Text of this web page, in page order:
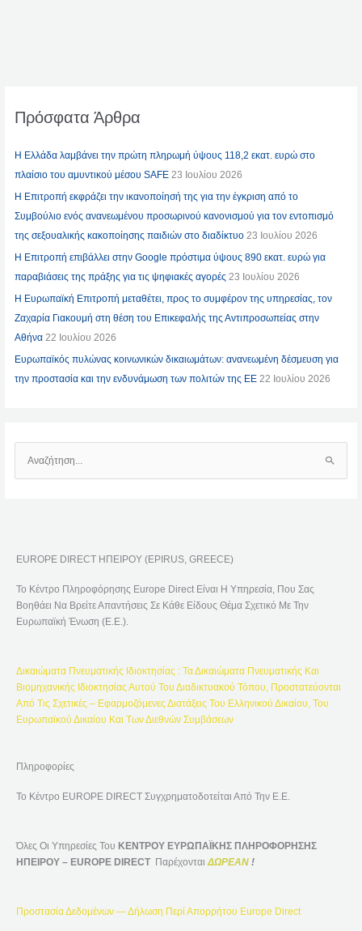
Πρόσφατα Άρθρα
Η Ελλάδα λαμβάνει την πρώτη πληρωμή ύψους 118,2 εκατ. ευρώ στο
πλαίσιο του αμυντικού μέσου SAFE 23 Ιουλίου 2026
Η Επιτροπή εκφράζει την ικανοποίησή της για την έγκριση από το
Συμβούλιο ενός ανανεωμένου προσωρινού κανονισμού για τον εντοπισμό
της σεξουαλικής κακοποίησης παιδιών στο διαδίκτυο 23 Ιουλίου 2026
Η Επιτροπή επιβάλλει στην Google πρόστιμα ύψους 890 εκατ. ευρώ για
παραβιάσεις της πράξης για τις ψηφιακές αγορές 23 Ιουλίου 2026
Η Ευρωπαϊκή Επιτροπή μεταθέτει, προς το συμφέρον της υπηρεσίας, τον
Ζαχαρία Γιακουμή στη θέση του Επικεφαλής της Αντιπροσωπείας στην
Αθήνα 22 Ιουλίου 2026
Ευρωπαϊκός πυλώνας κοινωνικών δικαιωμάτων: ανανεωμένη δέσμευση για
την προστασία και την ενδυνάμωση των πολιτών της ΕΕ 22 Ιουλίου 2026
Τ
Σ
Η
Α
EUROPE DIRECT ΗΠΕΙΡΟΥ (EPIRUS, GREECE)
Το Κέντρο Πληροφόρησης Europe Direct Είναι Η Υπηρεσία, Που Σας
Βοηθάει Να Βρείτε Απαντήσεις Σε Κάθε Είδους Θέμα Σχετικό Με Την
Ευρωπαϊκή Ένωση (Ε.Ε.).
Δικαιώματα Πνευματικής Ιδιοκτησίας : Τα Δικαιώματα Πνευματικής Και
Βιομηχανικής Ιδιοκτησίας Αυτού Του Διαδικτυακού Τόπου, Προστατεύονται
Από Τις Σχετικές – Εφαρμοζόμενες Διατάξεις Του Ελληνικού Δικαίου, Του
Ευρωπαϊκού Δικαίου Και Των Διεθνών Συμβάσεων
Πληροφορίες
Το Κέντρο EUROPE DIRECT Συγχρηματοδοτείται Από Την Ε.Ε.
Όλες Οι Υπηρεσίες Του ΚΕΝΤΡΟΥ ΕΥΡΩΠΑΪΚΗΣ ΠΛΗΡΟΦΟΡΗΣΗΣ
ΗΠΕΙΡΟΥ – EUROPE DIRECT Παρέχονται ΔΩΡΕΑΝ !
Προστασία Δεδομένων — Δήλωση Περί Απορρήτου Europe Direct